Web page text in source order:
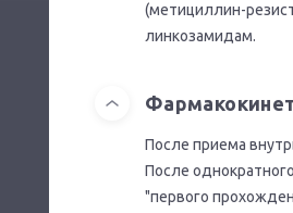
(метициллин-
линкозамидам.
После приема
После
"первого